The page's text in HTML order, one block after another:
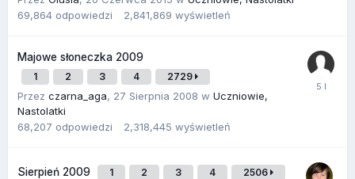
69,864 odpowiedzi 2,841,869 wyświetleń
Majowe słoneczka 2009
1 2 3 4 2729
Przez czarna_aga, 27 Sierpnia 2008 w Uczniowie,
Nastolatki
68,207 odpowiedzi 2,318,445 wyświetleń
Sierpień 2009 1 2 3 4 2506